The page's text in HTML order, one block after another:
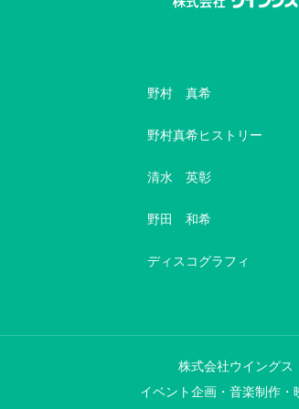
野村 真希
野村真希ヒストリー
清水 英彰
野田 和希
ディスコグラフィ
株式会社ウイングス
イベント企画・音楽制作・